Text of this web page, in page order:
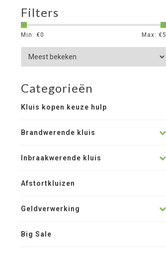
Filters
Min: €0 Max: €5
Categorieën
Kluis kopen keuze hulp
Brandwerende kluis
Inbraakwerende kluis
Afstortkluizen
Geldverwerking
Big Sale